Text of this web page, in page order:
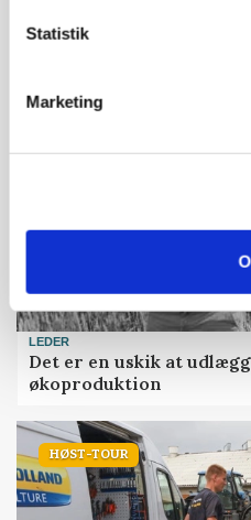
Statistik
Marketing
Danish Crown slår
gab er 3 kroner – ikke
LEDER
Det er en uskik at
økoproduktion
HØST-TOUR